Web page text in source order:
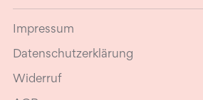
Impressum
Datenschutzerklärung
Widerruf